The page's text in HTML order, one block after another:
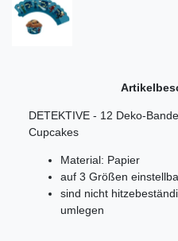
DETEKTIVE - 12 Deko-
Cupcakes
Material: Papier
auf 3 Größen
sind nicht
umlegen